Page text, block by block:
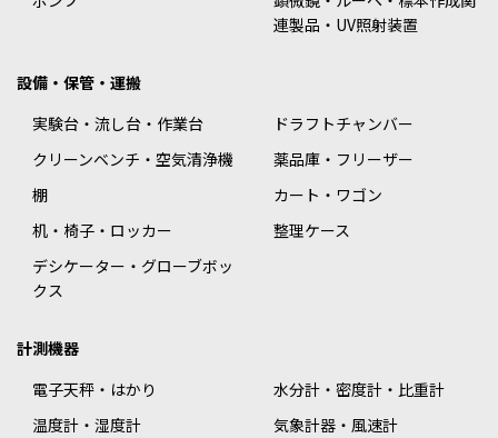
連製品・UV照射装置
設備・保管・運搬
実験台・流し台・作業台
ドラフトチャンバー
クリーンベンチ・空気清浄機
薬品庫・フリーザー
棚
カート・ワゴン
机・椅子・ロッカー
整理ケース
デシケーター・グローブボッ
クス
計測機器
電子天秤・はかり
水分計・密度計・比重計
温度計・湿度計
気象計器・風速計